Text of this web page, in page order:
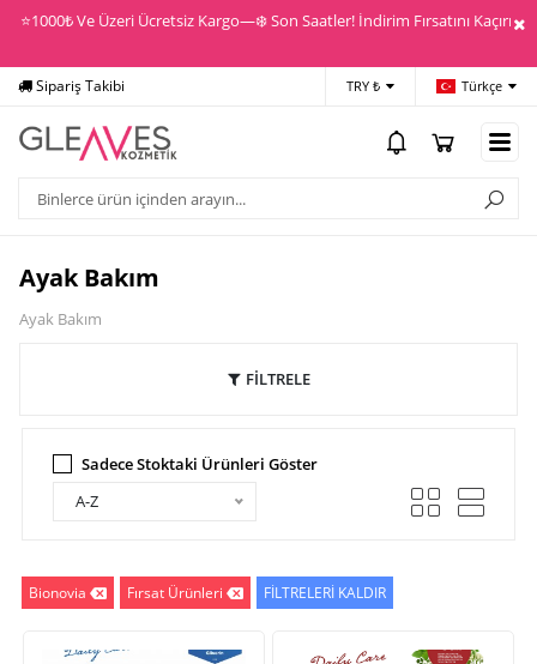
⭐️1000₺ Ve Üzeri Ücretsiz Kargo—❄️ Son Saatler! İndirim Fırsatını
Sipariş Takibi TRY ₺ Türkçe
Ayak Bakım
Ayak Bakım
FİLTRELE
Sadece Stoktaki Ürünleri Göster
A-Z
Bionovia Fırsat Ürünleri FİLTRELERİ KALDIR